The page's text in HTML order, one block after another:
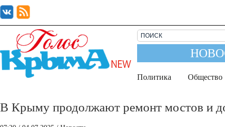
Политика Общество
В Крыму продолжают ремонт мостов и